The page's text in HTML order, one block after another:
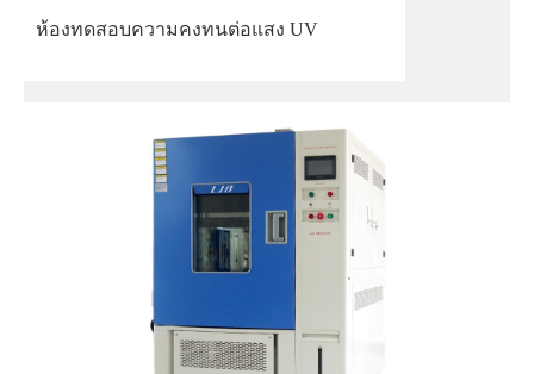
ห้องทดสอบความคงทนต่อแสง UV